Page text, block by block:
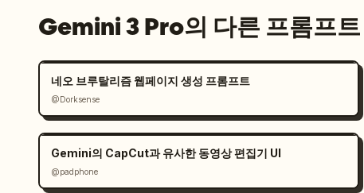
Gemini 3 Pro의 다른 프롬프트
네오 브루탈리즘 웹페이지 생성 프롬프트
@Dorksense
Gemini의 CapCut과 유사한 동영상 편집기 UI
@padphone